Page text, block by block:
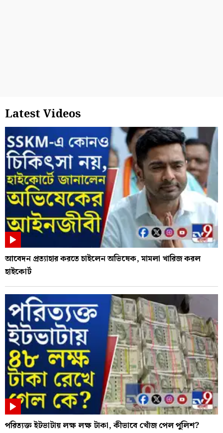
Latest Videos
আবেদন প্রত্যাহার করতে চাইলেন অভিষেক, মামলা খারিজ করল
হাইকোর্ট
পরিত্যক্ত ইটভাটায় লক্ষ লক্ষ টাকা, কীভাবে খোঁজ পেল পুলিশ?